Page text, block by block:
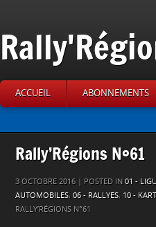
ACCUEIL ABONNEMENTS
Rally’Régions N°61
3 OCTOBRE 2016 | POSTED IN 01 -
AUTOMOBILES, 06 - RALLYES, 10 -
RALLY’RÉGIONS N°61